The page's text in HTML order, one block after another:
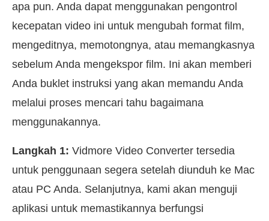
apa pun. Anda dapat menggunakan pengontrol
kecepatan video ini untuk mengubah format film,
mengeditnya, memotongnya, atau memangkasnya
sebelum Anda mengekspor film. Ini akan memberi
Anda buklet instruksi yang akan memandu Anda
melalui proses mencari tahu bagaimana
menggunakannya.
Langkah 1: Vidmore Video Converter tersedia
untuk penggunaan segera setelah diunduh ke Mac
atau PC Anda. Selanjutnya, kami akan menguji
aplikasi untuk memastikannya berfungsi